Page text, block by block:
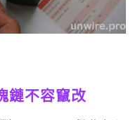
鏈不容竄改